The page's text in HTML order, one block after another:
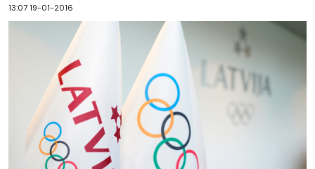
13:07 19-01-2016